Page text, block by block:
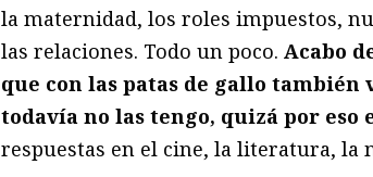
la maternidad, los roles impuestos,
las relaciones. Todo un poco. Acabo
que con las patas de gallo también
todavía no las tengo, quizá por eso
respuestas en el cine, la literatura, la